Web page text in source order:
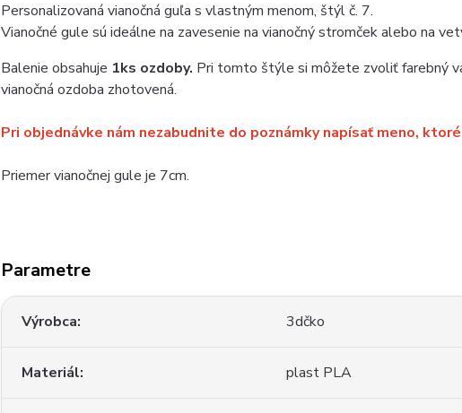
Personalizovaná vianočná guľa s vlastným menom, štýl č. 7.
Vianočné gule sú ideálne na zavesenie na vianočný stromček alebo na
Balenie obsahuje 1ks ozdoby. Pri tomto štýle si môžete zvoliť farebný
vianočná ozdoba zhotovená.
Pri objednávke nám nezabudnite do poznámky napísať meno,
Priemer vianočnej gule je 7cm.
Parametre
Výrobca 3dčko
Materiál plast PLA